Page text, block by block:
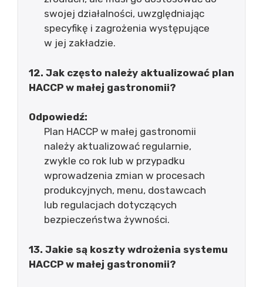
swojej działalności, uwzględniając
specyfikę i zagrożenia występujące
w jej zakładzie.
12. Jak często należy aktualizować plan
HACCP w małej gastronomii?
Odpowiedź:
Plan HACCP w małej gastronomii
należy aktualizować regularnie,
zwykle co rok lub w przypadku
wprowadzenia zmian w procesach
produkcyjnych, menu, dostawcach
lub regulacjach dotyczących
bezpieczeństwa żywności.
13. Jakie są koszty wdrożenia systemu
HACCP w małej gastronomii?